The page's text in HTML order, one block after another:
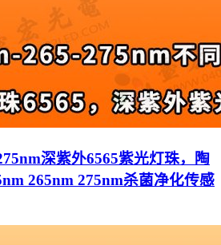
深紫外6565紫光灯珠，陶
265nm 275nm杀菌净化传感